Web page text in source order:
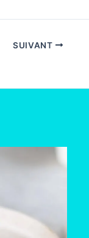
SUIVANT